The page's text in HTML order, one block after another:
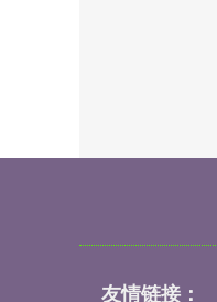
友情链接：